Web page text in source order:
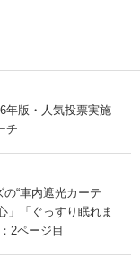
年版・人気投票実施
チ
“車内遮光カーテ
」「ぐっすり眠れま
2ページ目